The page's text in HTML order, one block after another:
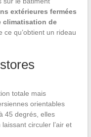
extérieures fermées
climatisation de
ce qu’obtient un rideau
totale mais
orientables
45 degrés, elles
circuler l’air et